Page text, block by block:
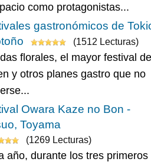
como protagonistas...
gastronómicos de
(1512 Lecturas)
florales, el mayor festival de
y otros planes gastro que no
Owara Kaze no Bon -
Toyama
(1269 Lecturas)
año, durante los tres primeros